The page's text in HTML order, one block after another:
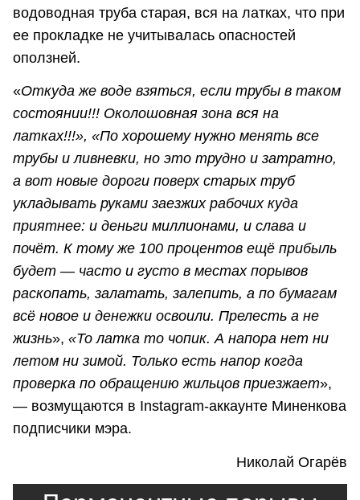
водоводная труба старая, вся на латках, что при
ее прокладке не учитывалась опасностей
оползней.
«Откуда же воде взяться, если трубы в таком
состоянии!!! Околошовная зона вся на
латках!!!», «По хорошему нужно менять все
трубы и ливневки, но это трудно и затратно,
а вот новые дороги поверх старых труб
укладывать руками заезжих рабочих куда
приятнее: и деньги миллионами, и слава и
почёт. К тому же 100 процентов ещё прибыль
будет — часто и густо в местах порывов
раскопать, залатать, залепить, а по бумагам
всё новое и денежки освоили. Прелесть а не
жизнь», «То латка то чопик. А напора нет ни
летом ни зимой. Только есть напор когда
проверка по обращению жильцов приезжает»,
— возмущаются в Instagram-аккаунте Миненкова
подписчики мэра.
Николай Огарёв